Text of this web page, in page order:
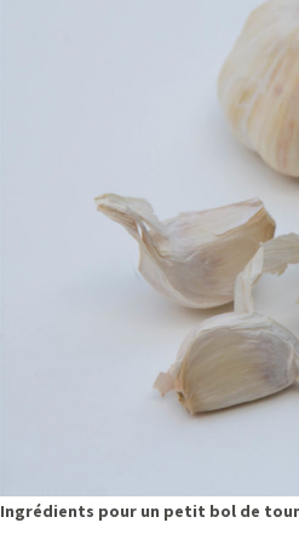
Ingrédients pour un petit bol de